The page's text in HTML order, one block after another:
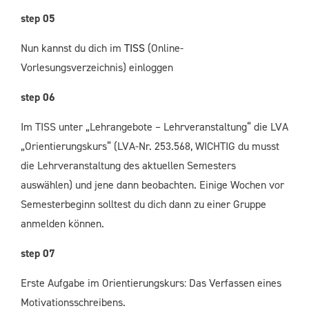
step 05
Nun kannst du dich im TISS (Online-
Vorlesungsverzeichnis) einloggen
step 06
Im TISS unter „Lehrangebote – Lehrveranstaltung“ die LVA
„Orientierungskurs“ (LVA-Nr. 253.568, WICHTIG du musst
die Lehrveranstaltung des aktuellen Semesters
auswählen) und jene dann beobachten. Einige Wochen vor
Semesterbeginn solltest du dich dann zu einer Gruppe
anmelden können.
step 07
Erste Aufgabe im Orientierungskurs: Das Verfassen eines
Motivationsschreibens.